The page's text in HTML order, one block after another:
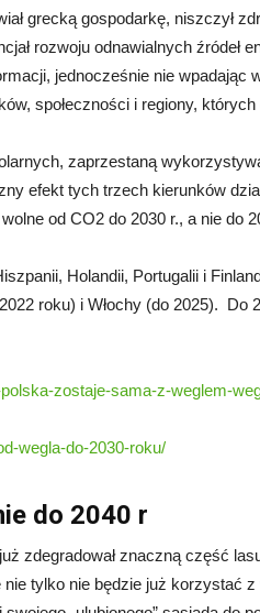
grecką gospodarkę, niszczył
rozwoju odnawialnych źródeł
jednocześnie nie wpadając
społeczności i regiony, których
zaprzestaną
efekt tych trzech kierunków
od CO2 do 2030 r., a nie do
Holandii, Portugalii i
roku) i Włochy (do 2025). Do
zostaje-sama-z-weglem-
wegla-do-2030-roku/
do 2040 r
zdegradował znaczną część
tylko nie będzie już korzystać z